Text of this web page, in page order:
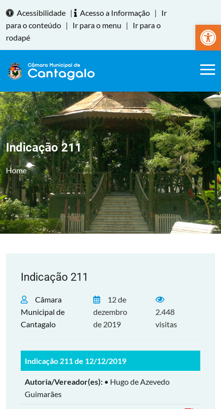
Abrir
Acessibilidade | Acesso a Informação |
Ir
para o conteúdo | Ir para o menu |
Ir para o
rodapé
Indicação 211
Home
Indicação 211
Câmara
Municipal de
Cantagalo
12 de
dezembro
de 2019
2.448
visitas
Indicação 211 de 12/12/2019
Autoria/Vereador(es): • Hugo de Azevedo
Guimarães